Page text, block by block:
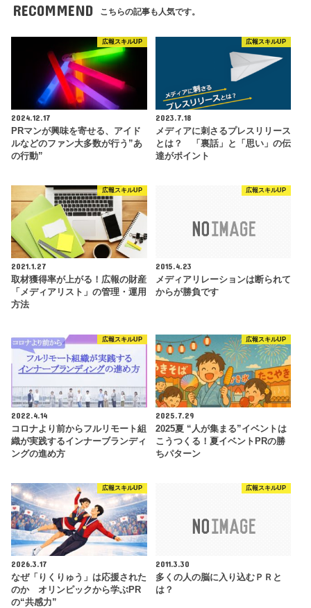
RECOMMEND こちらの記事も人気です。
広報スキルUP
2024.12.17
PRマンが興味を寄せる、アイド
ルなどのファン大多数が行う”あ
の行動”
広報スキルUP
2023.7.18
メディアに刺さるプレスリリース
とは？ 「裏話」と「思い」の伝
達がポイント
広報スキルUP
2021.1.27
取材獲得率が上がる！広報の財産
「メディアリスト」の管理・運用
方法
広報スキルUP
2015.4.23
メディアリレーションは断られて
からが勝負です
広報スキルUP
2022.4.14
コロナより前からフルリモート組
織が実践するインナーブランディ
ングの進め方
広報スキルUP
2025.7.29
2025夏 “人が集まる”イベントは
こうつくる！夏イベントPRの勝
ちパターン
広報スキルUP
2026.3.17
なぜ「りくりゅう」は応援された
のか オリンピックから学ぶPR
の“共感力”
広報スキルUP
2011.3.30
多くの人の脳に入り込むＰＲと
は？